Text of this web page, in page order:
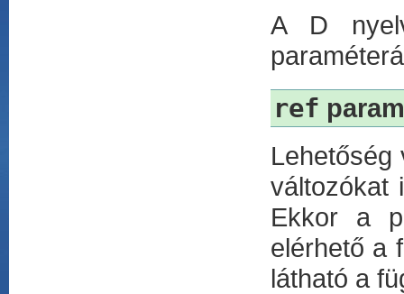
A D
ref
változókat
Ekkor a
elérhető a
látható a